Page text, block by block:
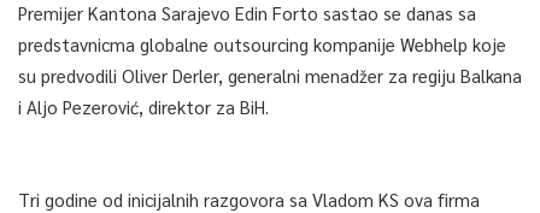
Premijer Kantona Sarajevo Edin Forto sastao se danas sa
predstavnicma globalne outsourcing kompanije Webhelp koje
su predvodili Oliver Derler, generalni menadžer za regiju Balkana
i Aljo Pezerović, direktor za BiH.
Tri godine od inicijalnih razgovora sa Vladom KS ova firma